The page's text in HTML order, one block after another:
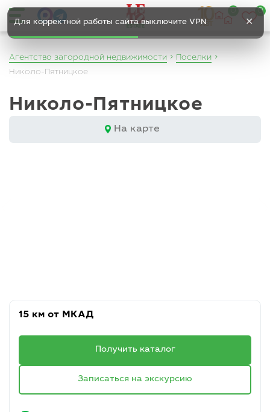
Для корректной работы сайта выключите VPN ✕
0
Агентство загородной недвижимости
Поселки
Николо-Пятницкое
Николо-Пятницкое
На карте
15 км от МКАД
Получить каталог
Записаться на экскурсию